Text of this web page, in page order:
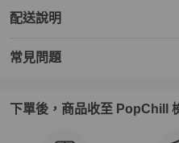
⚠️ 近年來詐騙盛行，越來越多不
配送說明
常見問題
下單後，商品收至 PopChill